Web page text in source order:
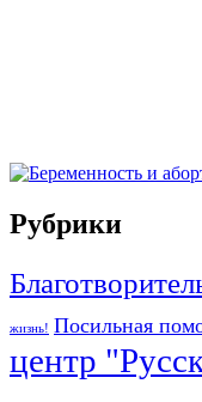
Рубрики
жизнь! Посильная
центр